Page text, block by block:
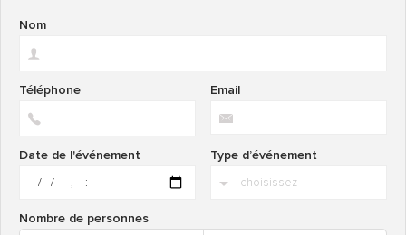
Nom
Email
Téléphone
Type d’événement
Date de l'événement
Nombre de personnes